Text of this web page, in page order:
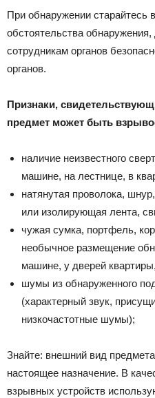
При обнаружении старайтесь
обстоятельства
сотрудникам органов
органов.
Признаки,
предмет может быть
наличие неизвестного
машине, на лестнице, в
натянутая проволока,
или изолирующая лента,
чужая сумка, портфель,
необычное размещение
машине, у дверей
шумы из обнаруженного
(характерный звук,
низкочастотные шумы);
Знайте: внешний вид
настоящее назначение. В
взрывных устройств